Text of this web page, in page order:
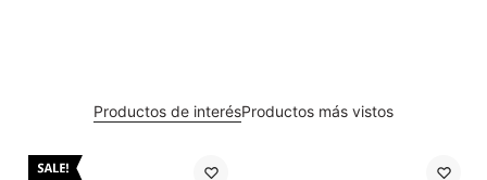
Productos de interésProductos más vistos